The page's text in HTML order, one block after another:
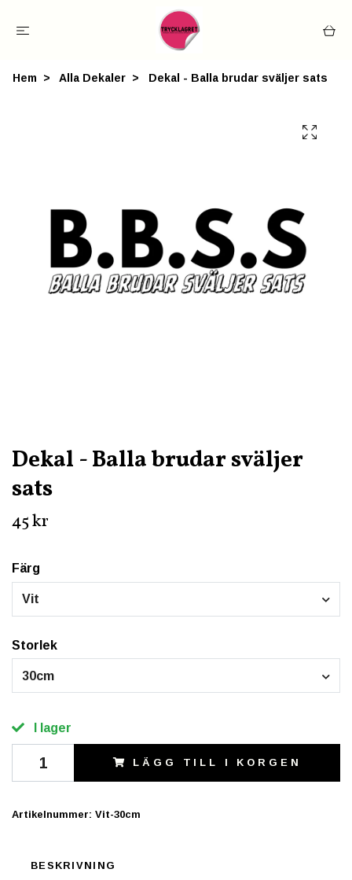
Hem Alla Dekaler Dekal - Balla brudar sväljer sats
Dekal - Balla brudar sväljer
sats
45 kr
Färg
Vit
Storlek
30cm
I lager
LÄGG TILL I KORGEN
Artikelnummer: Vit-30cm
BESKRIVNING